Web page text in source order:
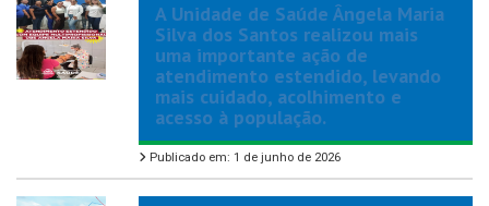
A Unidade de Saúde Ângela Maria
Silva dos Santos realizou mais
uma importante ação de
atendimento estendido, levando
mais cuidado, acolhimento e
acesso à população.
Publicado em: 1 de junho de 2026